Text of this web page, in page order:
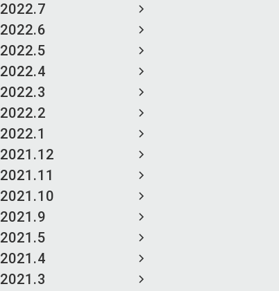
2022.7
2022.6
2022.5
2022.4
2022.3
2022.2
2022.1
2021.12
2021.11
2021.10
2021.9
2021.5
2021.4
2021.3